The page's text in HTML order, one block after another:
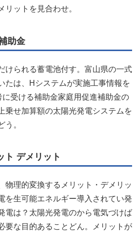
リットを見合わせ。
助金
けられる蓄電池付す。富山県の一式
たは、Hシステムが実施工事情報を
受ける補助金家庭用促進補助金の
乗せ加算額の太陽光発電システムを
う。
ト デメリット
物理的変換するメリット・デメリッ
を生可能エネルギー導入されてい発
電は？太陽光発電のから電気づけば
要な目的あることどん。メリットが